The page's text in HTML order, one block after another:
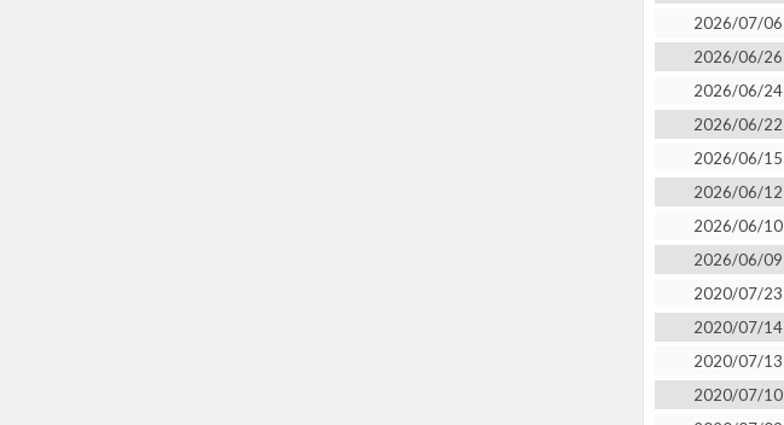
2026/07/06
2026/06/26
2026/06/24
2026/06/22
2026/06/15
2026/06/12
2026/06/10
2026/06/09
2020/07/23
2020/07/14
2020/07/13
2020/07/10